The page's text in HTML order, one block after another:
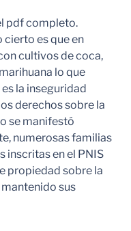
pdf completo.
cierto es que en
cultivos de coca,
lo que
la inseguridad
derechos sobre la
se manifestó
numerosas familias
inscritas en el PNIS
propiedad sobre la
sus